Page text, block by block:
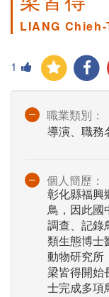
LIANG Chieh-
1
職業類別：
導演、職務
個人簡歷：
彰化縣福興
鳥，因此國
調查、記錄
類生態博士
動物研究所
梁皆得開始
士完成多項